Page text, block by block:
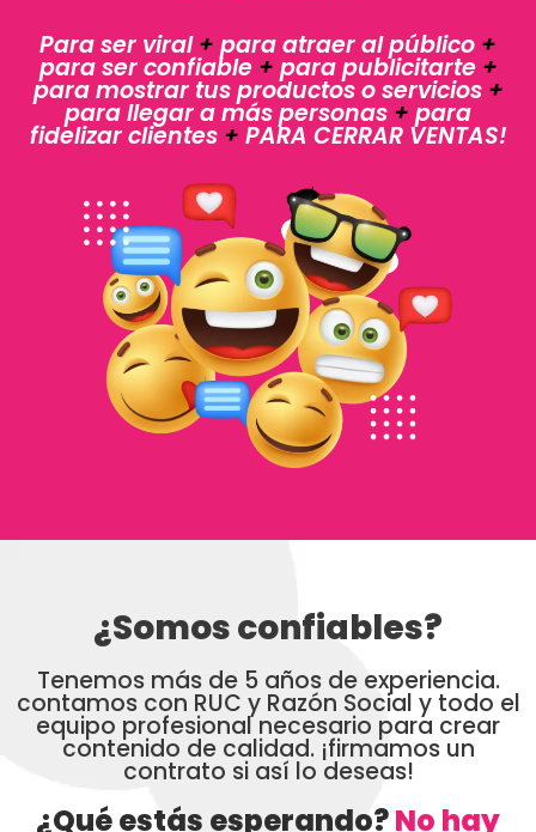
Para ser viral+ para atraer al público +
para ser confiable + para publicitarte +
para mostrar tus productos o servicios +
para llegar a más personas + para
fidelizar clientes + PARA CERRAR VENTAS!
¿Somos confiables?
Tenemos más de 5 años de experiencia.
contamos con RUC y Razón Social y todo el
equipo profesional necesario para crear
contenido de calidad. ¡firmamos un
contrato si así lo deseas!
¿Qué estás esperando?No hay